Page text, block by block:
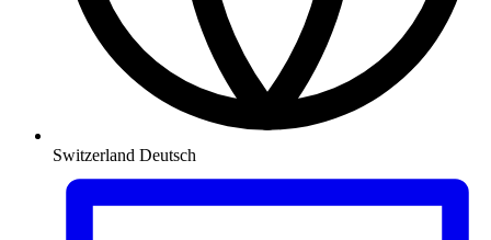
Switzerland Deutsch